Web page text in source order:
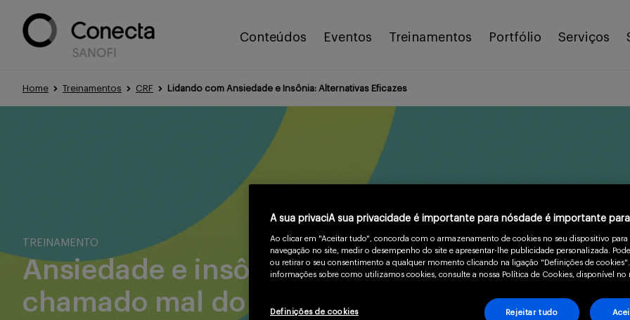
Conteúdos Eventos Treinamentos Portfólio Serviços
Home Treinamentos CRF Lidando com Ansiedade e Insônia: Alternativas Eficazes
TREINAMENTO
Ansiedade e insônia: quais são as
chamado mal do século?
A sua privaciA sua privacidade é importante para nósdade é importante
Ao clicar em "Aceitar tudo", concorda com o armazenamento de cookies no seu dispositivo para
navegação no site, medir o desempenho do site e apresentar-lhe publicidade personalizada.
ou retirar o seu consentimento a qualquer momento clicando na ligação "Definições de cookies".
informações sobre como utilizamos cookies, consulte a nossa Política de Cookies, disponível no
Definições de cookies Rejeitar tudo